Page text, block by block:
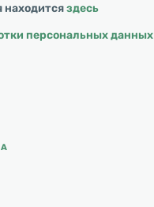
находитсяздесь
персональных данных